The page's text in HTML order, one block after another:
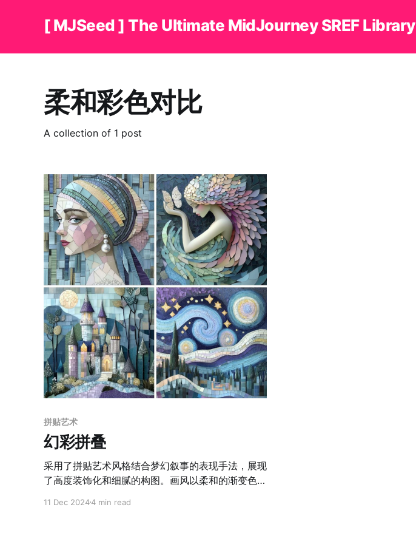
[ MJSeed ] The Ultimate MidJourney SREF Library
柔和彩色对比
A collection of 1 post
拼贴艺术
幻彩拼叠
采用了拼贴艺术风格结合梦幻叙事的表现手法，展现
了高度装饰化和细腻的构图。画风以柔和的渐变色调
谐且略带神秘的氛围。建筑和自然元素的处理精致且
11 Dec 20244 min read